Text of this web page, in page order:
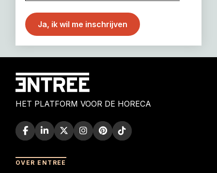
HET PLATFORM VOOR DE HORECA
OVER ENTREE